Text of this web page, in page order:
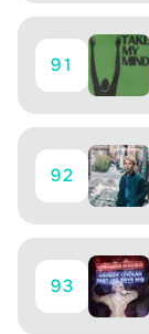
91
92
93